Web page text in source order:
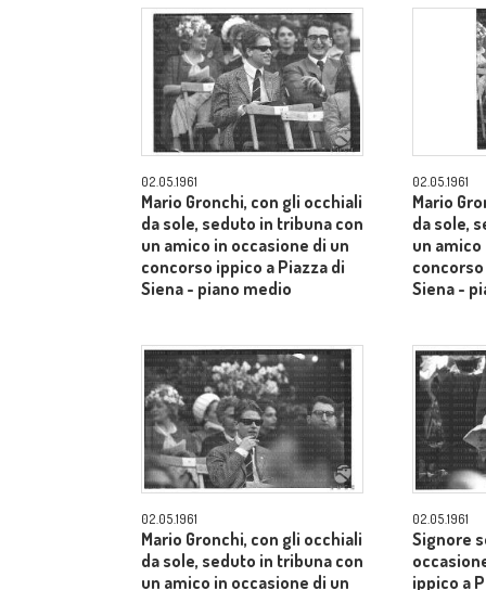
02.05.1961
Mario Gronchi, con gli occhiali
da sole, seduto in tribuna con
un amico in occasione di un
concorso ippico a Piazza di
Siena - piano medio
02.05.1961
Mario
da sole,
un
Siena -
02.05.1961
Mario Gronchi, con gli occhiali
da sole, seduto in tribuna con
un amico in occasione di un
02.05.1961
Signore
ippico a